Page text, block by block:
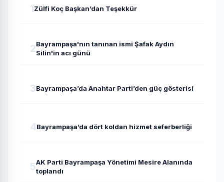
1Zülfi Koç Başkan’dan Teşekkür
2Bayrampaşa'nın tanınan ismi Şafak Aydın
Silin'in acı günü
3Bayrampaşa’da Anahtar Parti’den güç gösterisi
4Bayrampaşa’da dört koldan hizmet seferberliği
5AK Parti Bayrampaşa Yönetimi Mesire Alanında
toplandı